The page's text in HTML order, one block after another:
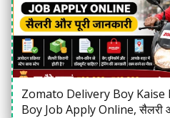
Zomato Delivery Boy
Boy Job Apply Online, सैलरी